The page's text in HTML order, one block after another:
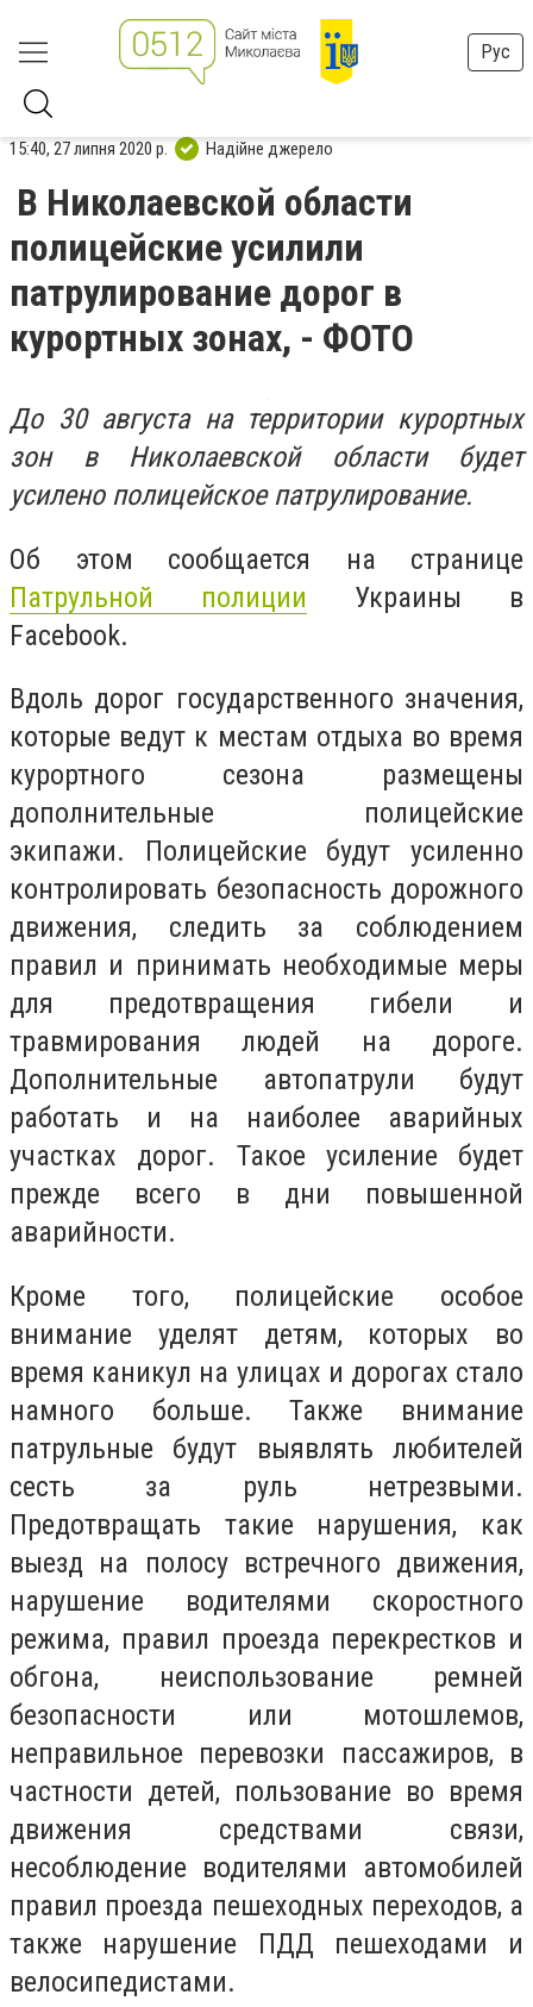
Рус
15:40, 27 липня 2020 р. Надійне джерело
В Николаевской области
полицейские усилили
патрулирование дорог в
курортных зонах, - ФОТО
До 30 августа на территории курортных
зон в Николаевской области будет
усилено полицейское патрулирование.
Об этом сообщается на странице
Патрульной полиции Украины в
Facebook.
Вдоль дорог государственного значения,
которые ведут к местам отдыха во время
курортного сезона размещены
дополнительные полицейские
экипажи. Полицейские будут усиленно
контролировать безопасность дорожного
движения, следить за соблюдением
правил и принимать необходимые меры
для предотвращения гибели и
травмирования людей на дороге.
Дополнительные автопатрули будут
работать и на наиболее аварийных
участках дорог. Такое усиление будет
прежде всего в дни повышенной
аварийности.
Кроме того, полицейские особое
внимание уделят детям, которых во
время каникул на улицах и дорогах стало
намного больше. Также внимание
патрульные будут выявлять любителей
сесть за руль нетрезвыми.
Предотвращать такие нарушения, как
выезд на полосу встречного движения,
нарушение водителями скоростного
режима, правил проезда перекрестков и
обгона, неиспользование ремней
безопасности или мотошлемов,
неправильное перевозки пассажиров, в
частности детей, пользование во время
движения средствами связи,
несоблюдение водителями автомобилей
правил проезда пешеходных переходов, а
также нарушение ПДД пешеходами и
велосипедистами.